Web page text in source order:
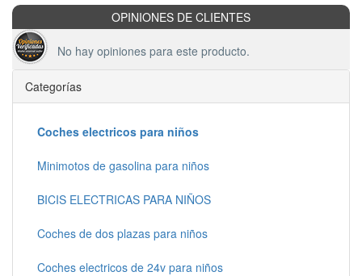
OPINIONES DE CLIENTES
No hay opiniones para este producto.
Categorías
Coches electricos para niños
Minimotos de gasolina para niños
BICIS ELECTRICAS PARA NIÑOS
Coches de dos plazas para niños
Coches electricos de 24v para niños